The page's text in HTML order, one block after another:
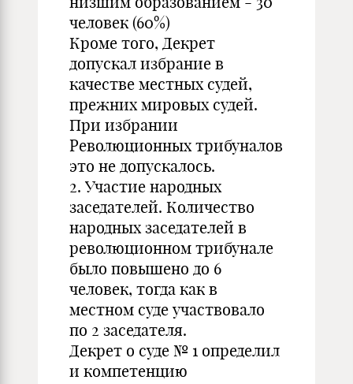
человек (60%)
Кроме того, Декрет
допускал избрание в
качестве местных судей,
прежних мировых судей.
При избрании
Революционных трибуналов
это не допускалось.
2. Участие народных
заседателей. Количество
народных заседателей в
революционном трибунале
было повышено до 6
человек, тогда как в
местном суде участвовало
по 2 заседателя.
Декрет о суде № 1 определил
и компетенцию